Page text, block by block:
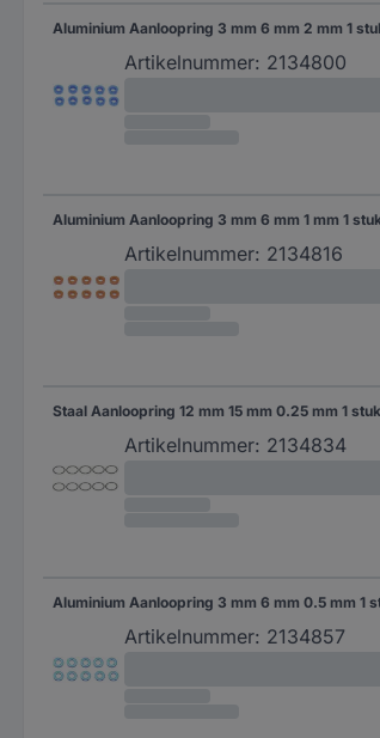
Aluminium Aanloopring 3 mm 6 mm 2 mm 1
Artikelnummer: 2134800
Aluminium Aanloopring 3 mm 6 mm 1 mm 1
Artikelnummer: 2134816
Staal Aanloopring 12 mm 15 mm 0.25 mm 1
Artikelnummer: 2134834
Aluminium Aanloopring 3 mm 6 mm 0.5 mm 1
Artikelnummer: 2134857